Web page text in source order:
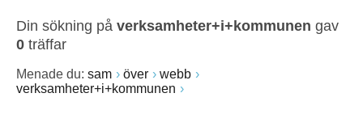
Din sökning på verksamheter+i+kommunen gav
0 träffar
Menade du: sam över
webb
verksamheter+i+kommunen